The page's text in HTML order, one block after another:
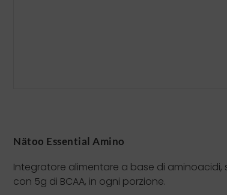
Nätoo Essential Amino
Integratore alimentare a base di
con 5g di BCAA, in ogni porzione.